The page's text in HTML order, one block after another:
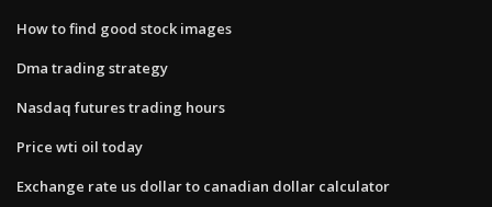
How to find good stock images
Dma trading strategy
Nasdaq futures trading hours
Price wti oil today
Exchange rate us dollar to canadian dollar calculator